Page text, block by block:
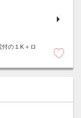
の１K＋ロ